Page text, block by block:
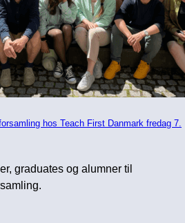
hos Teach First Danmark fredag 7.
graduates og alumner til